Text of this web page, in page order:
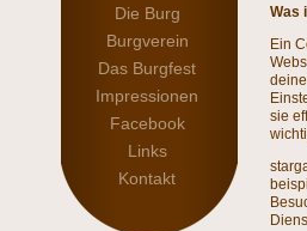
Was
Ein
sie
Die Burg
Burgverein
Das Burgfest
Impressionen
Facebook
Links
Kontakt